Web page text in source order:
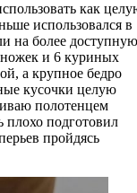
как
использовался в
на более доступную
и 6 куриных
а крупное бедро
кусочки целую
полотенцем
плохо подготовил
пройдясь